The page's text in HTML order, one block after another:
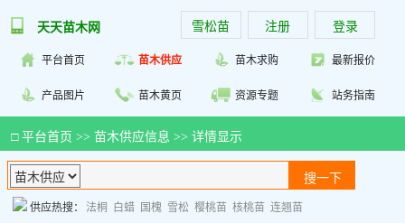
天天苗木网 雪松苗 注册 登录
平台首页 苗木供应 苗木求购 最新报价
产品图片 苗木黄页 资源专题 站务指南
□ 平台首页 >> 苗木供应信息 >> 详情显示
供应热搜： 法桐 白蜡 国槐 雪松 樱桃苗 核桃苗 连翘苗